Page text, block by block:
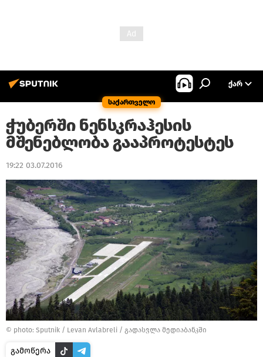
საქართველო
ᲥᲐᲠ
ჭუბერში ნენსკრაჰესის
მშენებლობა გააპროტესტეს
19:22 03.07.2016
© photo: Sputnik / Levan Avlabreli / გადასვლა მედიაბანკში
გამოწერა